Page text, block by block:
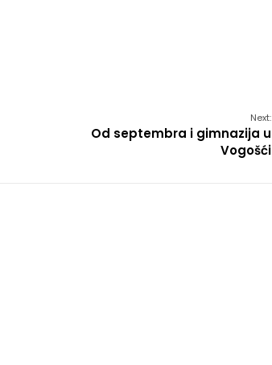
Next:
Od septembra i gimnazija u
Vogošći